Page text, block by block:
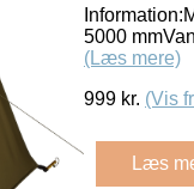
5000
(Læs mere)
999 kr. (Vis
Læs